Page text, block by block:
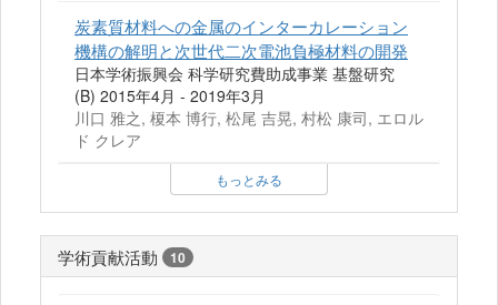
炭素質材料への金属のインターカレーション
機構の解明と次世代二次電池負極材料の開発
日本学術振興会 科学研究費助成事業 基盤研究
(B) 2015年4月 - 2019年3月
川口 雅之, 榎本 博行, 松尾 吉晃, 村松 康司, エロル
ド クレア
もっとみる
学術貢献活動 10